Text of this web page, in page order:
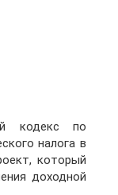
кодекс по
налога в
который
доходной